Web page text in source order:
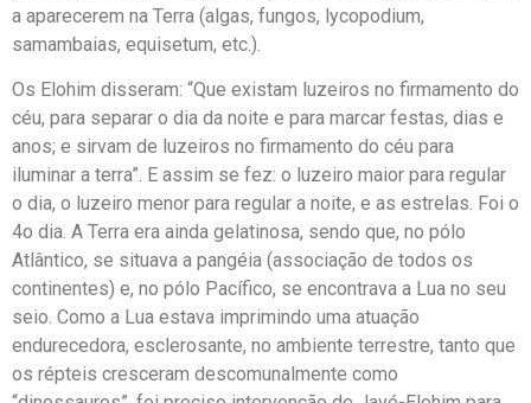
a aparecerem na Terra (algas, fungos, lycopodium,
samambaias, equisetum, etc.).
Os Elohim disseram: “Que existam luzeiros no firmamento do
céu, para separar o dia da noite e para marcar festas, dias e
anos; e sirvam de luzeiros no firmamento do céu para
iluminar a terra”. E assim se fez: o luzeiro maior para regular
o dia, o luzeiro menor para regular a noite, e as estrelas. Foi o
4o dia. A Terra era ainda gelatinosa, sendo que, no pólo
Atlântico, se situava a pangéia (associação de todos os
continentes) e, no pólo Pacífico, se encontrava a Lua no seu
seio. Como a Lua estava imprimindo uma atuação
endurecedora, esclerosante, no ambiente terrestre, tanto que
os répteis cresceram descomunalmente como